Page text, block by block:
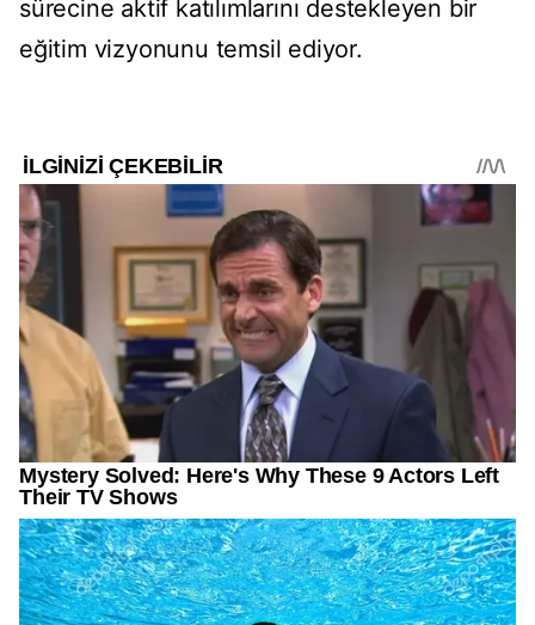
sürecine aktif katılımlarını destekleyen bir
eğitim vizyonunu temsil ediyor.